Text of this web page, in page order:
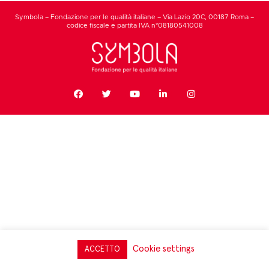
Symbola – Fondazione per le qualità italiane – Via Lazio 20C, 00187 Roma –
codice fiscale e partita IVA n°08180541008
ACCETTO Cookie settings